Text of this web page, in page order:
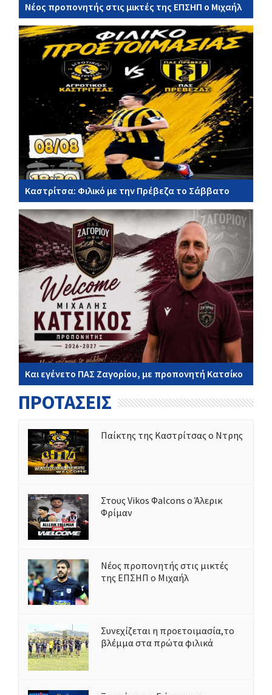
Νέος προπονητής στις μικτές της ΕΠΣΗΠ ο Μιχαήλ
Καστρίτσα: Φιλικό με την Πρέβεζα το Σάββατο
Και εγένετο ΠΑΣ Ζαγορίου, με προπονητή Κατσίκο
ΠΡΟΤΑΣΕΙΣ
Παίκτης της Καστρίτσας ο Ντρης
Στους Vikos Φalcons ο Άλερικ
Φρίμαν
Νέος προπονητής στις μικτές
της ΕΠΣΗΠ ο Μιχαήλ
Συνεχίζεται η προετοιμασία,το
βλέμμα στα πρώτα φιλικά